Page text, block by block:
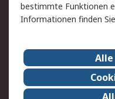
Karriere bei RS
Qualität/Umwelt/
bestimmte Funktionen
Informationen finden